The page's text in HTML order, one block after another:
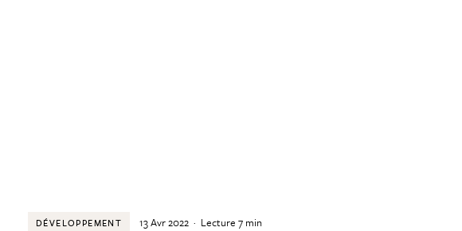
DÉVELOPPEMENT 13 Avr 2022 · Lecture7 min